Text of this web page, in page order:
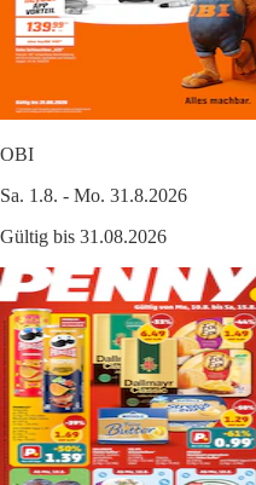
OBI
Sa. 1.8. - Mo. 31.8.2026
Gültig bis 31.08.2026